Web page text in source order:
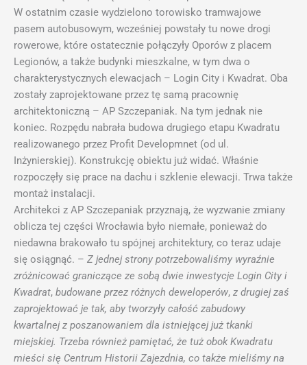
W ostatnim czasie wydzielono torowisko tramwajowe
pasem autobusowym, wcześniej powstały tu nowe drogi
rowerowe, które ostatecznie połączyły Oporów z placem
Legionów, a także budynki mieszkalne, w tym dwa o
charakterystycznych elewacjach – Login City i Kwadrat. Oba
zostały zaprojektowane przez tę samą pracownię
architektoniczną – AP Szczepaniak. Na tym jednak nie
koniec. Rozpędu nabrała budowa drugiego etapu Kwadratu
realizowanego przez Profit Developmnet (od ul.
Inżynierskiej). Konstrukcję obiektu już widać. Właśnie
rozpoczęły się prace na dachu i szklenie elewacji. Trwa także
montaż instalacji.
Architekci z AP Szczepaniak przyznają, że wyzwanie zmiany
oblicza tej części Wrocławia było niemałe, ponieważ do
niedawna brakowało tu spójnej architektury, co teraz udaje
się osiągnąć. – Z jednej strony potrzebowaliśmy wyraźnie
zróżnicować graniczące ze sobą dwie inwestycje Login City i
Kwadrat, budowane przez różnych deweloperów, z drugiej zaś
zaprojektować je tak, aby tworzyły całość zabudowy
kwartalnej z poszanowaniem dla istniejącej już tkanki
miejskiej. Trzeba również pamiętać, że tuż obok Kwadratu
mieści się Centrum Historii Zajezdnia, co także mieliśmy na